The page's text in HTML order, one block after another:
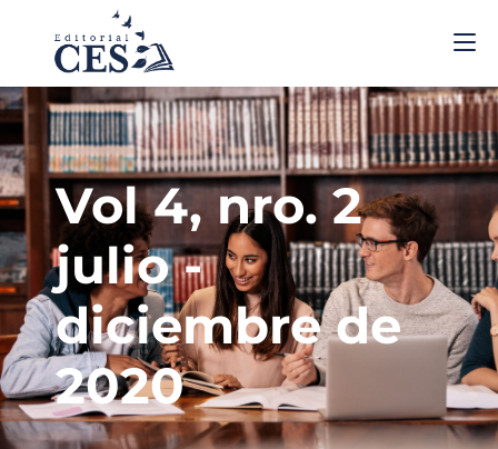
Vol 4, nro. 2
julio -
diciembre de
2020